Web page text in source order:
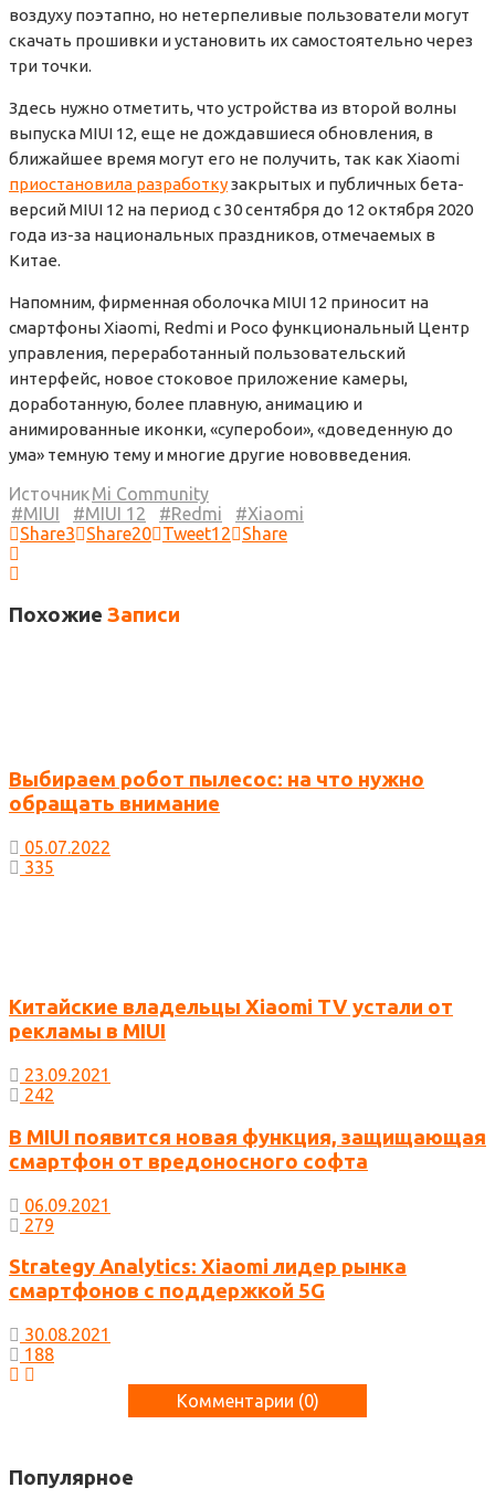
воздуху поэтапно, но нетерпеливые пользователи могут
скачать прошивки и установить их самостоятельно через
три точки.
Здесь нужно отметить, что устройства из второй волны
выпуска MIUI 12, еще не дождавшиеся обновления, в
ближайшее время могут его не получить, так как Xiaomi
приостановила разработкузакрытых и публичных бета-
версий MIUI 12 на период с 30 сентября до 12 октября 2020
года из-за национальных праздников, отмечаемых в
Китае.
Напомним, фирменная оболочка MIUI 12 приносит на
смартфоны Xiaomi, Redmi и Poco функциональный Центр
управления, переработанный пользовательский
интерфейс, новое стоковое приложение камеры,
доработанную, более плавную, анимацию и
анимированные иконки, «суперобои», «доведенную до
ума» темную тему и многие другие нововведения.
ИсточникMi Community
MIUI
MIUI 12 Redmi
Xiaomi
Share3 Share20 Tweet12 Share
Похожие Записи
Выбираем робот пылесос: на что нужно
обращать внимание
05.07.2022
335
Китайские владельцы Xiaomi TV устали от
рекламы в MIUI
23.09.2021
242
В MIUI появится новая функция, защищающая
смартфон от вредоносного софта
06.09.2021
279
Strategy Analytics: Xiaomi лидер рынка
смартфонов с поддержкой 5G
30.08.2021
188
Комментарии (0)
Популярное